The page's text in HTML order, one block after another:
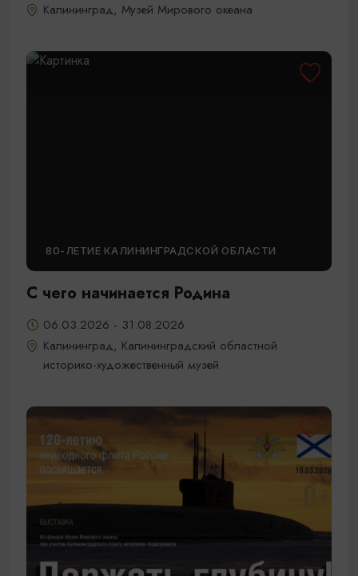
Калининград, Музей Мирового океана
80-ЛЕТИЕ КАЛИНИНГРАДСКОЙ ОБЛАСТИ
С чего начинается Родина
06.03.2026 - 31.08.2026
Калининград, Калининградский областной
историко-художественный музей